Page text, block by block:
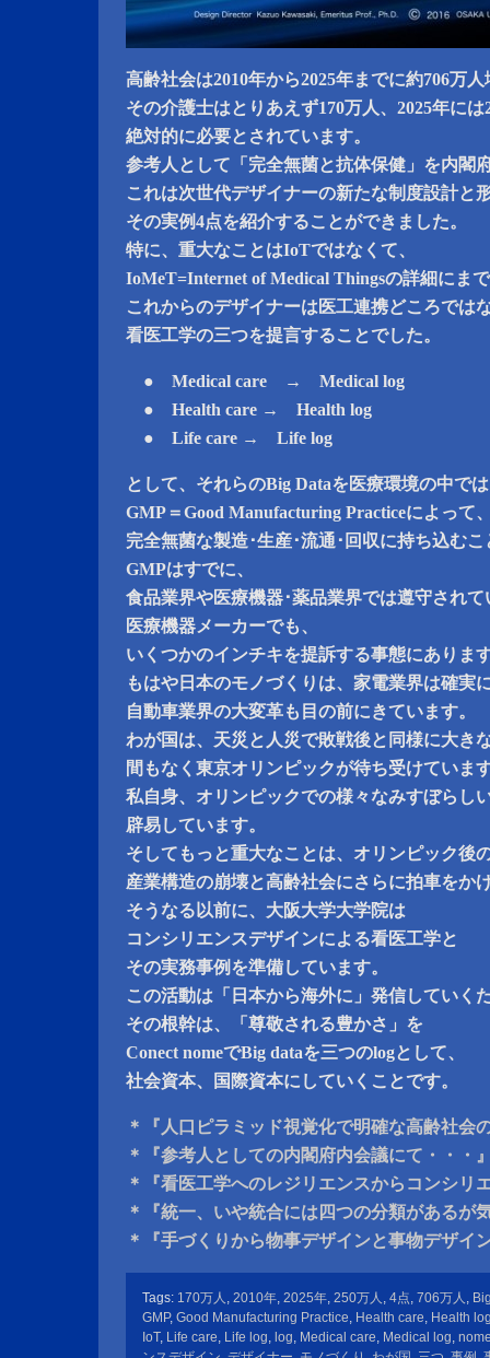
高齢社会は2010年から2025年までに約706万
その介護士はとりあえず170万人、2025年には
絶対的に必要とされています。
参考人として「完全無菌と抗体保健」を内閣
これは次世代デザイナーの新たな制度設計と
その実例4点を紹介することができました。
特に、重大なことはIoTではなくて、
IoMeT=Internet of Medical Thingsの詳細にま
これからのデザイナーは医工連携どころでは
看医工学の三つを提言することでした。
● Medical care → Medical log
● Health care → Health log
● Life care → Life log
として、それらのBig Dataを医療環境の中で
GMP＝Good Manufacturing Practiceによって
完全無菌な製造･生産･流通･回収に持ち込むこ
GMPはすでに、
食品業界や医療機器･薬品業界では遵守され
医療機器メーカーでも、
いくつかのインチキを提訴する事態にありま
もはや日本のモノづくりは、家電業界は確実
自動車業界の大変革も目の前にきています。
わが国は、天災と人災で敗戦後と同様に大き
間もなく東京オリンピックが待ち受けていま
私自身、オリンピックでの様々なみすぼらし
辟易しています。
そしてもっと重大なことは、オリンピック後
産業構造の崩壊と高齢社会にさらに拍車をか
そうなる以前に、大阪大学大学院は
コンシリエンスデザインによる看医工学と
その実務事例を準備しています。
この活動は「日本から海外に」発信していく
その根幹は、「尊敬される豊かさ」を
Conect nomeでBig dataを三つのlogとして、
社会資本、国際資本にしていくことです。
＊『人口ピラミッド視覚化で明確な高齢社会
＊『参考人としての内閣府内会議にて・・・
＊『看医工学へのレジリエンスからコンシリ
＊『統一、いや統合には四つの分類があるが
＊『手づくりから物事デザインと事物デザイ
Tags: 170万人 , 2010年, 2025年, 250万人 , 4点, 706万人 ,
GMP, Good Manufacturing Practice, Health care, Health
IoT, Life care, Life log, log, Medical care, Medical log,